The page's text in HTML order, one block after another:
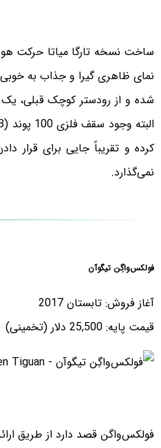
ساخت نسخه تارگا میاتا حرکت
نمای ظاهری گیرا و جذاب به ‌خوبی
شده و از رودستر کوچک قبلی،
کرده و تقریباً جایی برای قرار
نمی‌گذارد.
فولکس‌واگِن تیگوآن
آغاز فروش: تابستان 2017
قیمت پایه: 25,500 دلار (تخمینی)
فولکس‌واگن قصد دارد از طریق